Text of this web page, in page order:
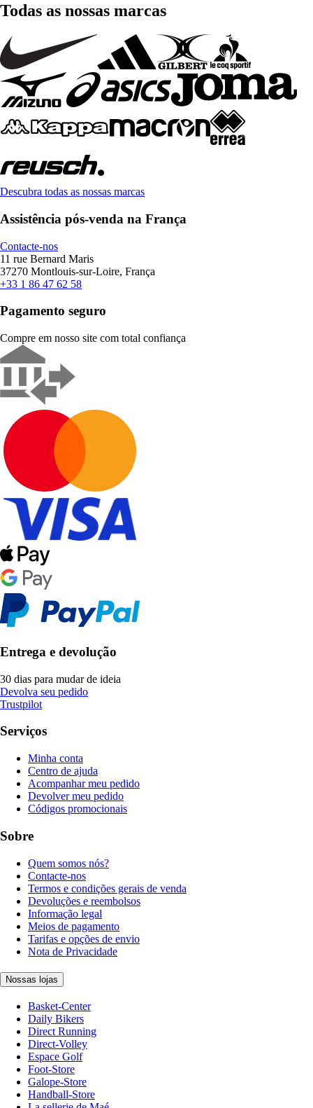
Todas as nossas marcas
Descubra todas as nossas marcas
Assistência pós-venda na França
Contacte-nos
11 rue Bernard Maris
37270 Montlouis-sur-Loire, França
+33 1 86 47 62 58
Pagamento seguro
Compre em nosso site com total confiança
Entrega e devolução
30 dias para mudar de ideia
Devolva seu pedido
Trustpilot
Serviços
Minha conta
Centro de ajuda
Acompanhar meu pedido
Devolver meu pedido
Códigos promocionais
Sobre
Quem somos nós?
Contacte-nos
Termos e condições gerais de venda
Devoluções e reembolsos
Informação legal
Meios de pagamento
Tarifas e opções de envio
Nota de Privacidade
Nossas lojas
Basket-Center
Daily Bikers
Direct Running
Direct-Volley
Espace Golf
Foot-Store
Galope-Store
Handball-Store